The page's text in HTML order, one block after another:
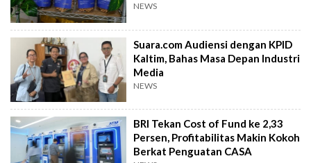
NEWS
Suara.com Audiensi dengan KPID
Kaltim, Bahas Masa Depan Industri
Media
NEWS
BRI Tekan Cost of Fund ke 2,33
Persen, Profitabilitas Makin Kokoh
Berkat Penguatan CASA